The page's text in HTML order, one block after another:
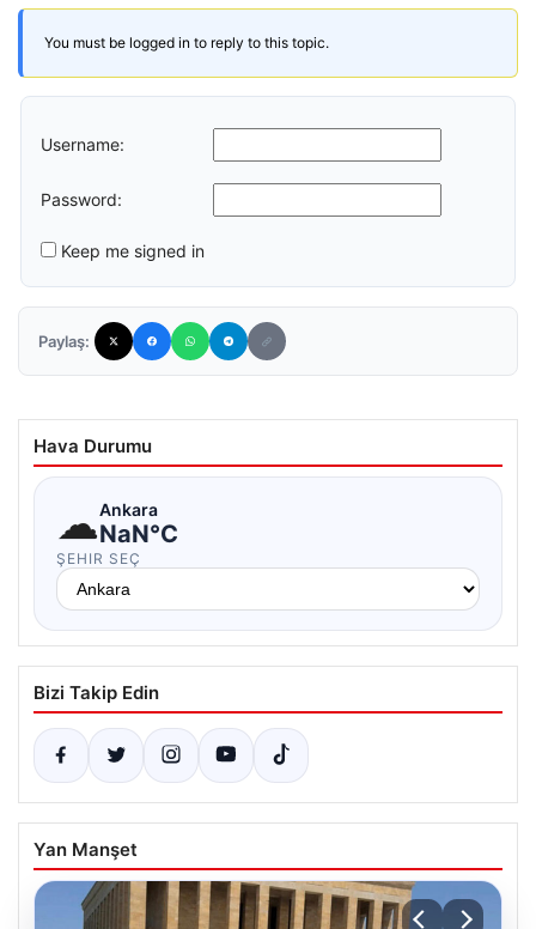
You must be logged in to reply to this topic.
Username:
Password:
Keep me signed in
Paylaş:
Hava Durumu
☁Ankara
NaN°C
ŞEHIR SEÇ
Bizi Takip Edin
Yan Manşet